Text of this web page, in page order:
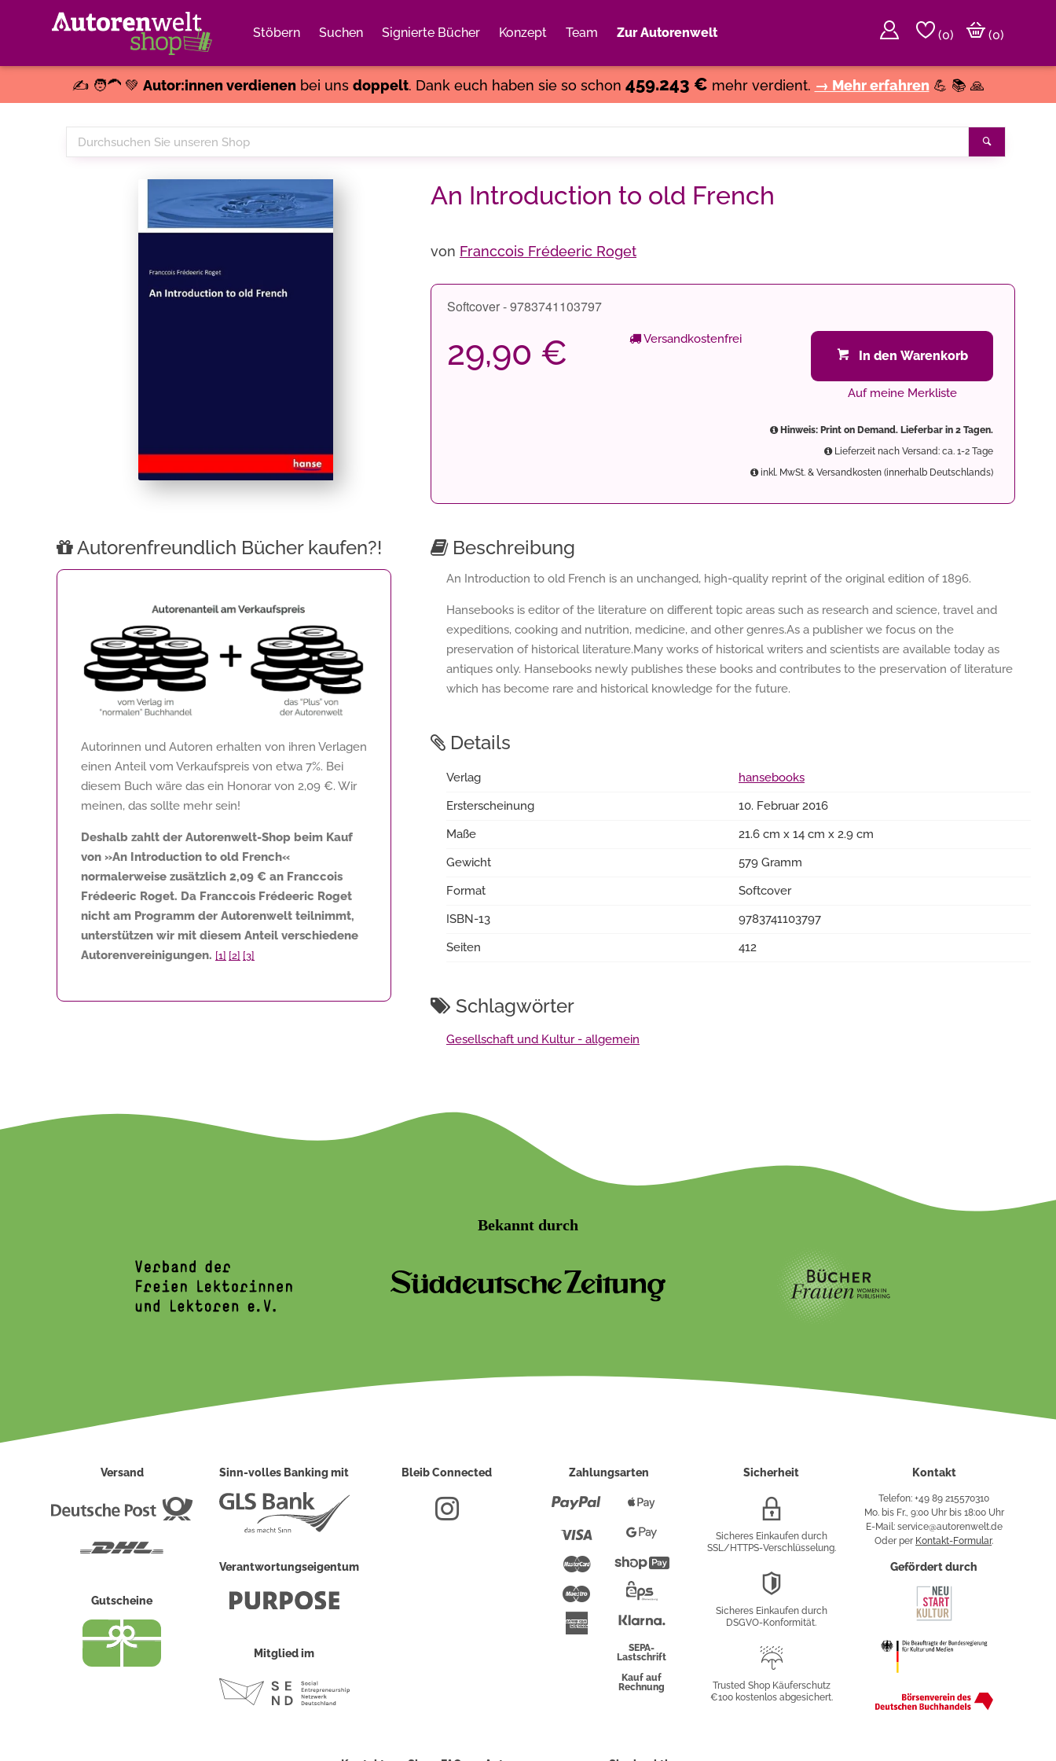
Stöbern Suchen Signierte Bücher Konzept Team Zur Autorenwelt (0)
(0)
✍️ 🧑‍🦱 💚 Autor:innen verdienenbei uns doppelt. Dank euch haben sie so schon 459.243 € mehr verdient. → Mehr erfahren 💪 📚 🙏
Durchsuchen
Sie
An Introduction to old French
von Franccois Frédeeric Roget
Softcover - 9783741103797
29,90 € Versandkostenfrei
In den Warenkorb
Auf meine Merkliste
Hinweis: Print on Demand. Lieferbar in 2 Tagen.
Lieferzeit nach Versand: ca. 1-2 Tage
inkl. MwSt. & Versandkosten (innerhalb Deutschlands)
Autorenfreundlich Bücher kaufen?!
Autorinnen und Autoren erhalten von ihren Verlagen
einen Anteil vom Verkaufspreis von etwa 7%. Bei
diesem Buch wäre das ein Honorar von 2,09 €. Wir
meinen, das sollte mehr sein!
Deshalb zahlt der Autorenwelt-Shop beim Kauf
von »An Introduction to old French«
normalerweise zusätzlich 2,09 € an Franccois
Frédeeric Roget. Da Franccois Frédeeric Roget
nicht am Programm der Autorenwelt teilnimmt,
unterstützen wir mit diesem Anteil verschiedene
Autorenvereinigungen. [1] [2] [3]
Beschreibung
An Introduction to old French is an unchanged, high-quality reprint of the original edition of 1896.
Hansebooks is editor of the literature on different topic areas such as research and science, travel and
expeditions, cooking and nutrition, medicine, and other genres.As a publisher we focus on the
preservation of historical literature.Many works of historical writers and scientists are available today as
antiques only. Hansebooks newly publishes these books and contributes to the preservation of literature
which has become rare and historical knowledge for the future.
Details
Verlag
hansebooks
Ersterscheinung
10. Februar 2016
Maße
21.6 cm x 14 cm x 2.9 cm
Gewicht
579 Gramm
Format
Softcover
ISBN-13
9783741103797
Seiten
412
Schlagwörter
Gesellschaft und Kultur - allgemein
Bekannt durch
Versand
Deutsche
Gutscheine
Sinn-volles Banking mit
Verantwortungseigentum
Mitglied im
Bleib Connected Zahlungsarten
Paypal
Mastercard
Maestro
American
Express
Pay
PayShopify
Überweisung
SEPA-
Lastschrift
Kauf auf
Rechnung
Sicherheit
Verschlüsselung
Sicheres Einkaufen durch
SSL/HTTPS-Verschlüsselung.
Sicheres Einkaufen durch
DSGVO-Konformität.
Käuferschutz
Trusted Shop Käuferschutz
€100 kostenlos abgesichert.
Kontakt
Telefon: +49 89 215570310
Mo. bis Fr., 9:00 Uhr bis 18:00 Uhr
E-Mail: service@autorenwelt.de
Oder per Kontakt-Formular.
Gefördert durch